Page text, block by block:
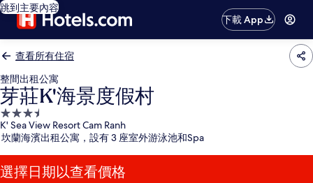
跳到主要內容
下載 App
查看所有住宿
整間出租公寓
芽莊K'海景度假村
3.5
星
級
住
宿
K' Sea View Resort Cam Ranh
坎蘭海濱出租公寓，設有 3 座室外游泳池和Spa
選擇日期以查看價格